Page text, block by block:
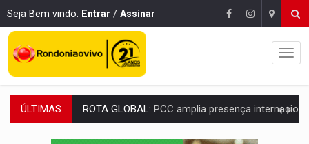
Seja Bem vindo. Entrar / Assinar
ÚLTIMAS CONEXÃO RONDONIAOVIVO:Museólogo Antônio Ocampo conduz a história de
EXTENSÃO DE DANOS:Ferroviários pedem ao Iphan recuperação de área